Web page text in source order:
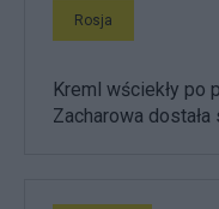
Rosja
Kreml wściekły po
Zacharowa dostała